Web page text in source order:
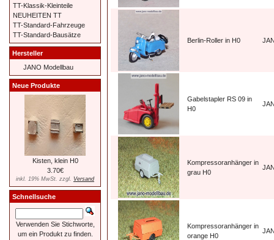
Berlin-Roller in H0
Gabelstapler RS 09 in
H0
Kompressoranhänger in
grau H0
Kompressoranhänger in
orange H0
TT-Klassik-Kleinteile
NEUHEITEN TT
TT-Standard-Fahrzeuge
TT-Standard-Bausätze
Hersteller
JANO Modellbau
Neue Produkte
Kisten, klein H0
3.70€
inkl. 19% MwSt. zzgl. Versand
Schnellsuche
Verwenden Sie Stichworte,
um ein Produkt zu finden.